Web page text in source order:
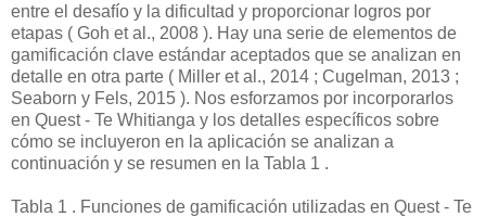
entre el desafío y la dificultad y proporcionar logros por
etapas ( Goh et al., 2008 ). Hay una serie de elementos de
gamificación clave estándar aceptados que se analizan en
detalle en otra parte ( Miller et al., 2014 ; Cugelman, 2013 ;
Seaborn y Fels, 2015 ). Nos esforzamos por incorporarlos
en Quest - Te Whitianga y los detalles específicos sobre
cómo se incluyeron en la aplicación se analizan a
continuación y se resumen en la Tabla 1 .
Tabla 1 . Funciones de gamificación utilizadas en Quest - Te